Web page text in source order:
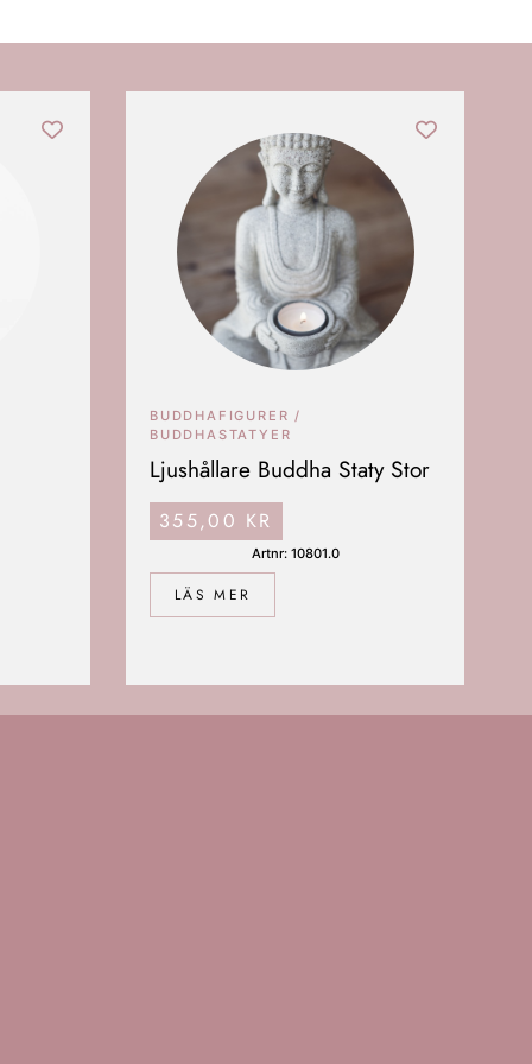
LÄS MER
BUDDHAFIGURER /
BUDDHASTATYER
Ljushållare Buddha Staty Stor
355,00 KR
Artnr: 10801.0